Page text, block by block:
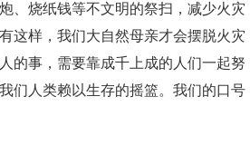
、烧纸钱等不文明的祭扫，减少火灾
这样，我们大自然母亲才会摆脱火灾
的事，需要靠成千上成的人们一起努
们人类赖以生存的摇篮。我们的口号